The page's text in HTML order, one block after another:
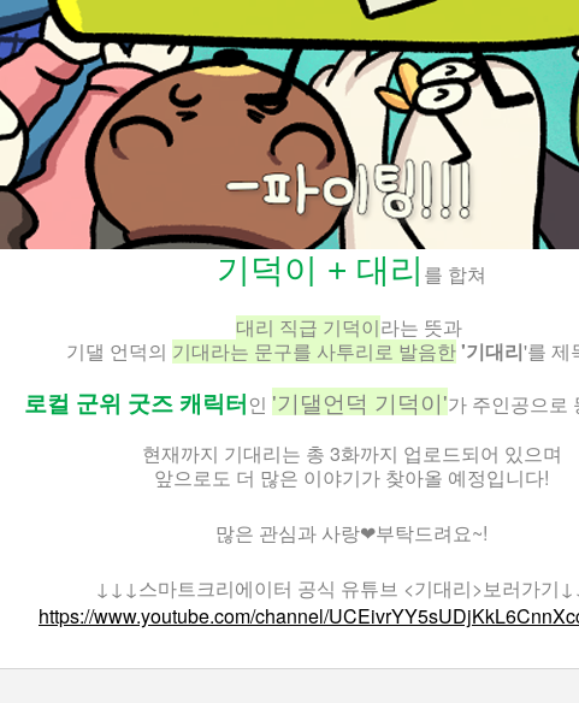
기덕이 + 대리 를 합쳐
대리 직급 기덕이라는 뜻과
기댈 언덕의 기대라는 문구를 사투리로 발음한 '기대리'를 제
로컬 군위 굿즈 캐릭터 인 '기댈언덕 기덕이'가 주인공으로
현재까지 기대리는 총 3화까지 업로드되어 있으며
앞으로도 더 많은 이야기가 찾아올 예정입니다!
많은 관심과 사랑❤부탁드려요~!
↓↓↓스마트크리에이터 공식 유튜브 <기대리>보러가기
https://www.youtube.com/channel/